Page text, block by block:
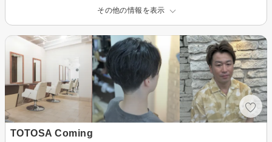
その他の情報を表示
TOTOSA Coming